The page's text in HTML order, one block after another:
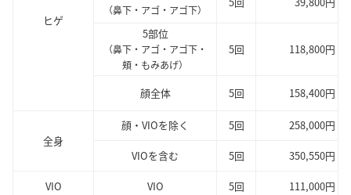
ヒゲ
（鼻下・アゴ・アゴ下）
5部位
（鼻下・アゴ・アゴ下・
頬・もみあげ）
5回 118,800円
顔全体 5回 158,400円
全身
顔・VIOを除く 5回 258,000円
VIOを含む 5回 350,550円
VIO VIO 5回 111,000円